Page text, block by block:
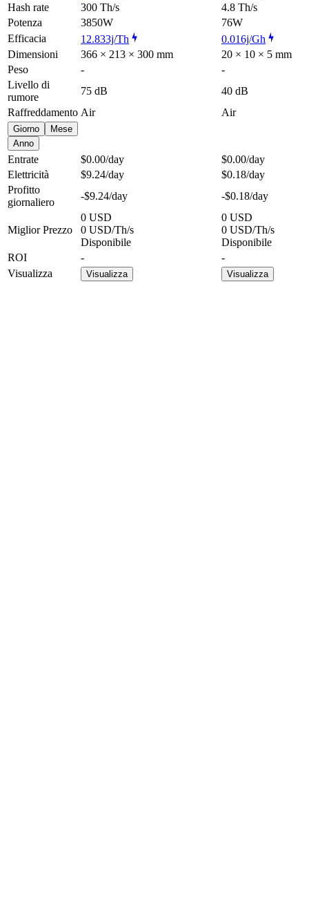
Hash rate
300 Th/s
4.8 Th/s
Potenza
3850W
76W
Efficacia
12.833j/Th
0.016j/Gh
Dimensioni
366 × 213 × 300 mm
20 × 10 × 5 mm
Peso
-
-
Livello di
rumore
75 dB
40 dB
Raffreddamento Air Air
Giorno
Mese
Anno
Entrate $0.00/day $0.00/day
Elettricità
$9.24/day $0.18/day
Profitto
giornaliero
-$9.24/day -$0.18/day
Miglior Prezzo
0 USD
0 USD/Th/s
Disponibile
0 USD
0 USD/Th/s
Disponibile
ROI
-
-
Visualizza
Visualizza Visualizza